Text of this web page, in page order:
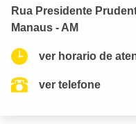
Rua Presidente
Manaus - AM
ver horario de
ver telefone